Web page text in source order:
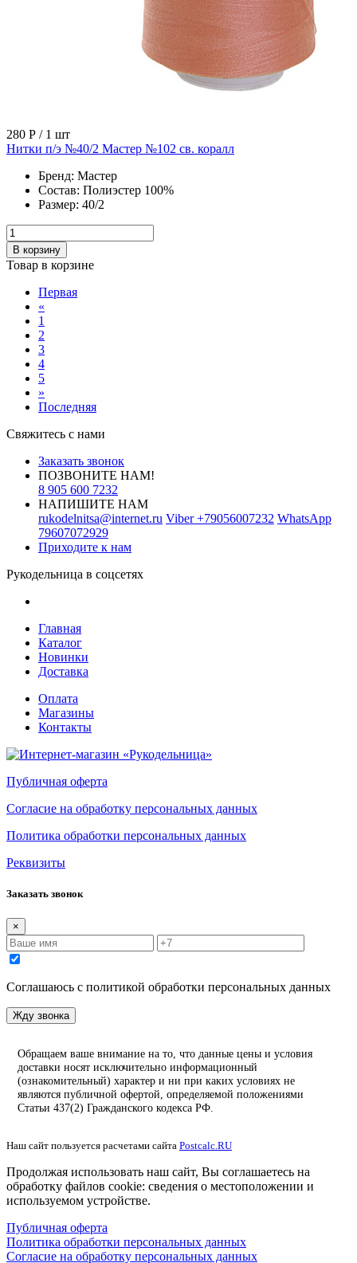
280 Р / 1 шт
Нитки п/э №40/2 Мастер №102 св. коралл
Бренд: Мастер
Состав: Полиэстер 100%
Размер: 40/2
В корзину
Товар в корзине
Первая
«
1
2
3
4
5
»
Последняя
Свяжитесь с нами
Заказать звонок
ПОЗВОНИТЕ НАМ!
8 905 600 7232
НАПИШИТЕ НАМ
rukodelnitsa@internet.ru Viber+79056007232 WhatsApp
79607072929
Приходите к нам
Рукодельница в соцсетях
Главная
Каталог
Новинки
Доставка
Оплата
Магазины
Контакты
Публичная оферта
Согласие на обработку персональных данных
Политика обработки персональных данных
Реквизиты
Заказать звонок
×
Соглашаюсь с политикой обработки персональных данных
Жду звонка
Обращаем ваше внимание на то, что данные цены и условия
доставки носят исключительно информационный
(ознакомительный) характер и ни при каких условиях не
являются публичной офертой, определяемой положениями
Статьи 437(2) Гражданского кодекса РФ.
Наш сайт пользуется расчетами сайта Postcalc.RU
Продолжая использовать наш сайт, Вы соглашаетесь на
обработку файлов cookie: сведения о местоположении и
используемом устройстве.
Публичная оферта
Политика обработки персональных данных
Согласие на обработку персональных данных